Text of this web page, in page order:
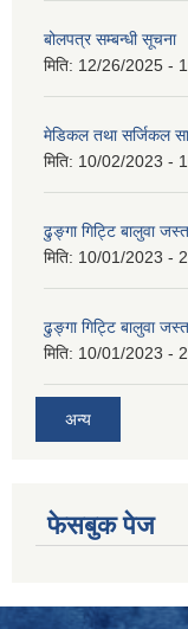
बोलपत्र सम्बन्धी सूचना
मिति: 12/26/2025 -
मेडिकल तथा सर्जिकल
मिति: 10/02/2023 -
ढुङ्गा गिट्टि बालुवा
मिति: 10/01/2023 -
ढुङ्गा गिट्टि बालुवा
मिति: 10/01/2023 -
अन्य
फेसबुक पेज